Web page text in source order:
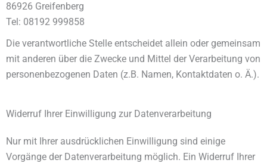
86926 Greifenberg
Tel: 08192 999858
Die verantwortliche Stelle entscheidet allein oder gemeinsam
mit anderen über die Zwecke und Mittel der Verarbeitung von
personenbezogenen Daten (z.B. Namen, Kontaktdaten o. Ä.).
Widerruf Ihrer Einwilligung zur Datenverarbeitung
Nur mit Ihrer ausdrücklichen Einwilligung sind einige
Vorgänge der Datenverarbeitung möglich. Ein Widerruf Ihrer